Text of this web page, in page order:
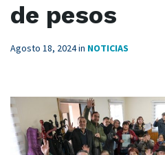
de pesos
Agosto 18, 2024in NOTICIAS